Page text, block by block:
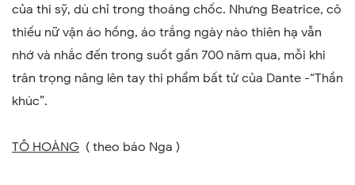
của thi sỹ, dù chỉ trong thoáng chốc. Nhưng Beatrice, cô
thiếu nữ vận áo hồng, áo trắng ngày nào thiên hạ vẫn
nhớ và nhắc đến trong suốt gần 700 năm qua, mỗi khi
trân trọng nâng lên tay thi phẩm bất tử của Dante -“Thần
khúc”.
TÔ HOÀNG ( theo báo Nga )